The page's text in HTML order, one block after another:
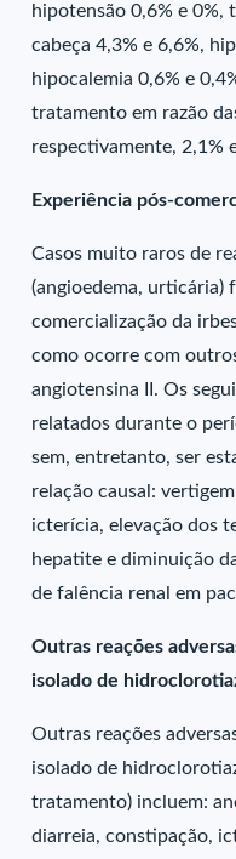
hipotensão 0,6% e 0%,
cabeça 4,3% e 6,6%,
hipocalemia 0,6% e
tratamento em razão
respectivamente, 2,1%
Experiência pós-
Casos muito raros de
(angioedema, urticária)
comercialização da
como ocorre com
angiotensina II. Os
relatados durante o
sem, entretanto, ser
relação causal:
icterícia, elevação dos
hepatite e diminuição
de falência renal em
Outras reações
isolado de
Outras reações
isolado de
tratamento) incluem:
diarreia, constipação,